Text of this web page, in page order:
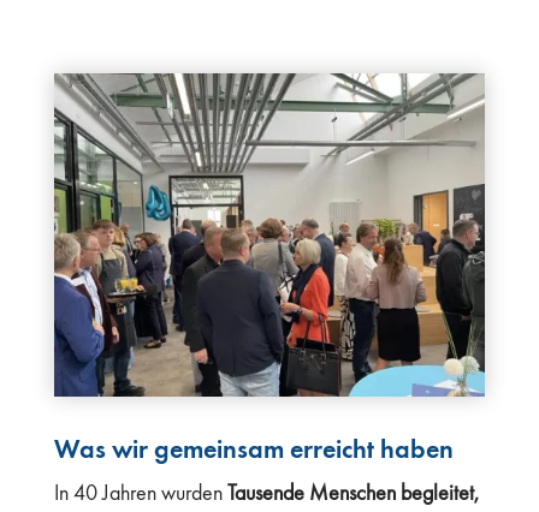
Was wir gemeinsam erreicht haben
In 40 Jahren wurdenTausende Menschen begleitet,